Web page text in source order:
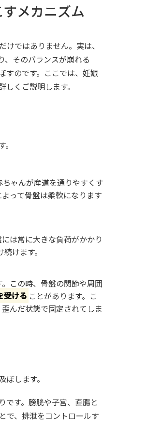
メカニズム
ではありません。実は、
、そのバランスが崩れる
すのです。ここでは、妊娠
くご説明します。
ゃんが産道を通りやすくす
って骨盤は柔軟になります
は常に大きな負荷がかかり
続けます。
この時、骨盤の関節や周囲
受ける ことがあります。こ
んだ状態で固定されてしま
します。
です。膀胱や子宮、直腸と
で、排泄をコントロールす